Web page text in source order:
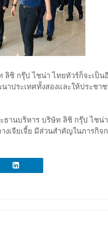
ลิชิ กรุ๊ป ไชน่า ไทยทัวร์ก็จะเป็
าประเทศทั้งสองและให้ประชา
ธานบริหาร บริษัท ลิชิ กรุ๊ป ไชน่
เจียเจี้ย มีส่วนสำคัญในภารกิจ